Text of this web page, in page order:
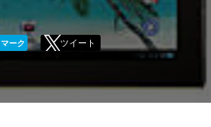
法人向け
ーク
ツイート